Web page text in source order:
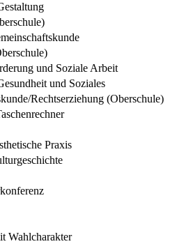
und Soziale Arbeit
und Soziales
Rechtserziehung (Oberschule)
Praxis
Wahlcharakter